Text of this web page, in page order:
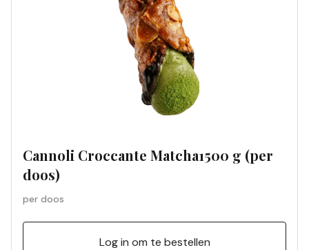
Cannoli Croccante Matcha1500 g (per
doos)
per doos
Log in om te bestellen